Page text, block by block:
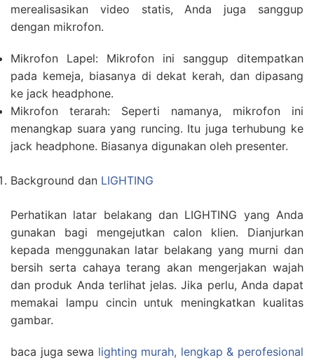
merealisasikan video statis, Anda juga sanggup
dengan mikrofon.
Mikrofon Lapel: Mikrofon ini sanggup ditempatkan
pada kemeja, biasanya di dekat kerah, dan dipasang
ke jack headphone.
Mikrofon terarah: Seperti namanya, mikrofon ini
menangkap suara yang runcing. Itu juga terhubung ke
jack headphone. Biasanya digunakan oleh presenter.
Background dan LIGHTING
Perhatikan latar belakang dan LIGHTING yang Anda
gunakan bagi mengejutkan calon klien. Dianjurkan
kepada menggunakan latar belakang yang murni dan
bersih serta cahaya terang akan mengerjakan wajah
dan produk Anda terlihat jelas. Jika perlu, Anda dapat
memakai lampu cincin untuk meningkatkan kualitas
gambar.
baca juga sewa lighting murah, lengkap & perofesional